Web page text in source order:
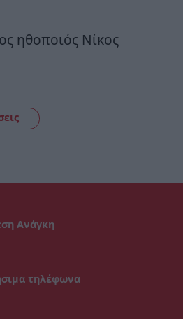
ηθοποιός Νίκος
Ανάγκη
τηλέφωνα